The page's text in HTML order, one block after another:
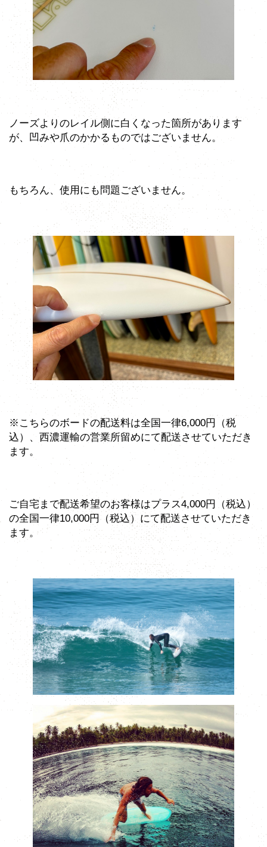
ノーズよりのレイル側に白くなった箇所があります
が、凹みや爪のかかるものではございません。
もちろん、使用にも問題ございません。
※こちらのボードの配送料は全国一律6,000円（税
込）、西濃運輸の営業所留めにて配送させていただき
ます。
ご自宅まで配送希望のお客様はプラス4,000円（税込）
の全国一律10,000円（税込）にて配送させていただき
ます。